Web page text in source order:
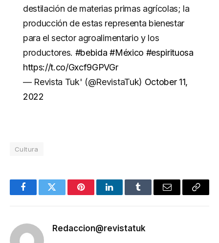
destilación de materias primas agrícolas; la
producción de estas representa bienestar
para el sector agroalimentario y los
productores. #bebida #México #espirituosa
https://t.co/Gxcf9GPVGr
— Revista Tuk' (@RevistaTuk) October 11,
2022
Cultura
FacebookTwitter PinterestLinkedInTumblr Email
Copy
Redaccion@revistatuk